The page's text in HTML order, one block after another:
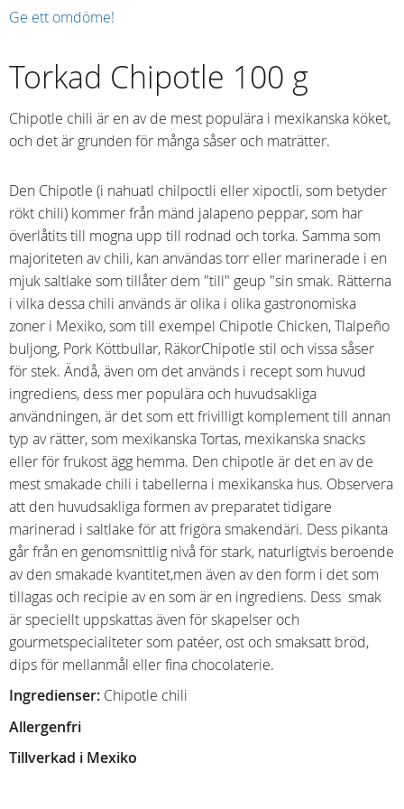
Ge ett omdöme!
Torkad Chipotle 100 g
Chipotle chili är en av de mest populära i mexikanska köket,
och det är grunden för många såser och maträtter.
Den Chipotle (i nahuatl chilpoctli eller xipoctli, som betyder
rökt chili) kommer från mänd jalapeno peppar, som har
överlåtits till mogna upp till rodnad och torka. Samma som
majoriteten av chili, kan användas torr eller marinerade i en
mjuk saltlake som tillåter dem "till" geup "sin smak. Rätterna
i vilka dessa chili används är olika i olika gastronomiska
zoner i Mexiko, som till exempel Chipotle Chicken, Tlalpeño
buljong, Pork Köttbullar, RäkorChipotle stil och vissa såser
för stek. Ändå, även om det används i recept som huvud
ingrediens, dess mer populära och huvudsakliga
användningen, är det som ett frivilligt komplement till annan
typ av rätter, som mexikanska Tortas, mexikanska snacks
eller för frukost ägg hemma. Den chipotle är det en av de
mest smakade chili i tabellerna i mexikanska hus. Observera
att den huvudsakliga formen av preparatet tidigare
marinerad i saltlake för att frigöra smakendäri. Dess pikanta
går från en genomsnittlig nivå för stark, naturligtvis beroende
av den smakade kvantitet,men även av den form i det som
tillagas och recipie av en som är en ingrediens. Dess smak
är speciellt uppskattas även för skapelser och
gourmetspecialiteter som patéer, ost och smaksatt bröd,
dips för mellanmål eller fina chocolaterie.
Ingredienser: Chipotle chili
Allergenfri
Tillverkad i Mexiko